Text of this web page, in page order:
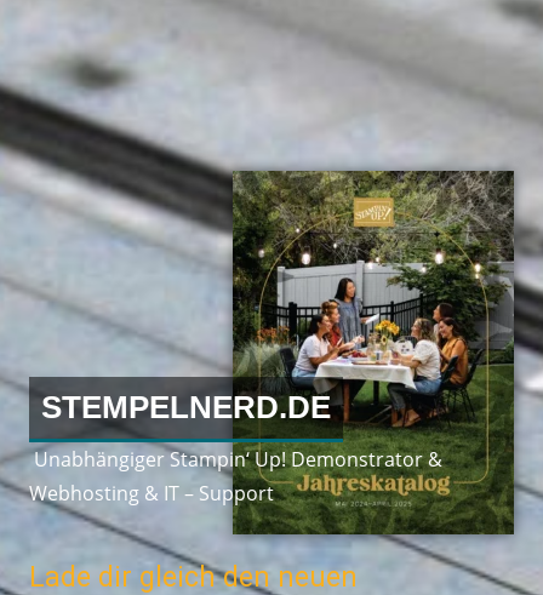
STEMPELNERD.DE
Unabhängiger Stampin‘ Up! Demonstrator &
Webhosting & IT – Support
Lade dir gleich den neuen